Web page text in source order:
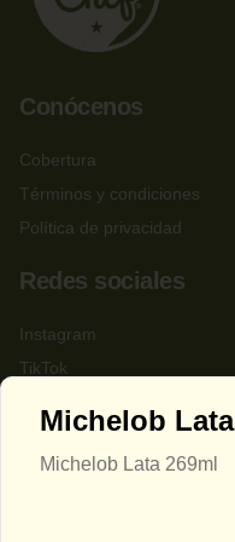
Conócenos
Cobertura
Términos y condiciones
Política de privacidad
Redes sociales
Instagram
TikTok
Mi cuenta
Pedir
Michelob Lata
Michelob Lata 269ml